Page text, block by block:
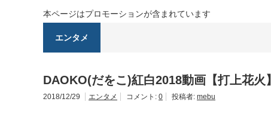
本ページはプロモーションが含まれています
エンタメ
DAOKO(だをこ)紅白2018動画【打上花
2018/12/29 エンタメ コメント: 0 投稿者: mebu